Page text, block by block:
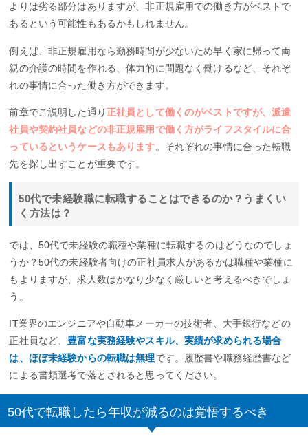
よりは劣る部分はありますが、非正規雇用での働き方がベストで
あるという可能性もあるかもしれません。
例えば、非正規雇用なら勤務時間が少ないため早く家に帰って両
親の介護の時間を作れる、体力的に問題なく働けるなど、それぞ
れの事情に合った働き方ができます。
前章でご説明した通り正社員として働くのがベストですが、派遣
社員や契約社員などの非正規雇用で働く方がライフスタイルに合
っているというケースもあります。それぞれの事情に合った転職
先を探し出すことが重要です。
50代で未経験職に転職することはできるのか？うまくい
く方法は？
では、50代で未経験の職種や業種に転職するのはどうなのでしょ
うか？50代の未経験者向けの正社員求人があるかは職種や業種に
もよりますが、求人数はかなり少なく厳しいと考えるべきでしょ
う。
IT業界のエンジニアや自動車メーカーの技術者、大手銀行などの
正社員など、豊富な実務経験やスキル、実績が求められる場合
は、ほぼ未経験からの転職は無理です。履歴書や職務経歴書など
による書類選考で落とされると思ってください。
50代で転職したら年収が減るのは覚悟するべき